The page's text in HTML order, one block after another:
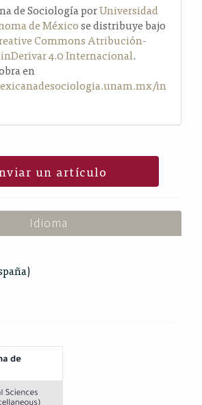
de Sociología porUniversidad
de Méxicose distribuye bajo
Commons Atribución-
4.0 Internacional.
en
in
un artículo
Idioma